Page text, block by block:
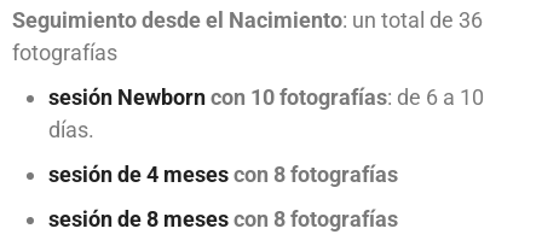
Seguimiento desde el Nacimiento: un total de 36
fotografías
sesión Newborncon 10 fotografías: de 6 a 10
días.
sesión de 4 mesescon 8 fotografías
sesión de 8 mesescon 8 fotografías